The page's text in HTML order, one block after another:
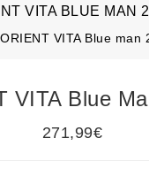
VITA BLUE MAN
ORIENT VITA Blue man
VITA Blue
271,99€